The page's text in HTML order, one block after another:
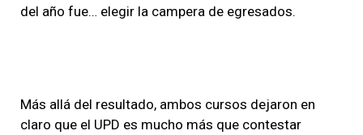
del año fue… elegir la campera de egresados.
Más allá del resultado, ambos cursos dejaron en
claro que el UPD es mucho más que contestar